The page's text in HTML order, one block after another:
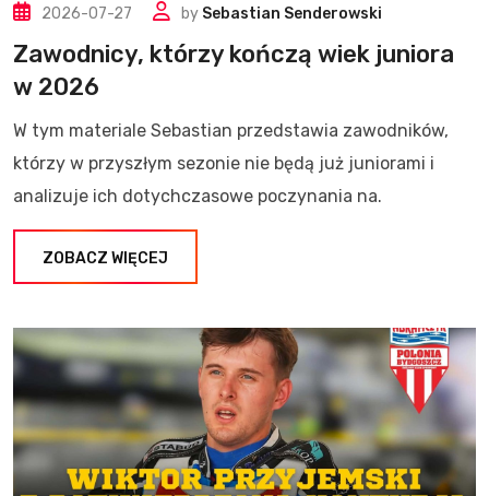
2026-07-27 by Sebastian Senderowski
Zawodnicy, którzy kończą wiek juniora
w 2026
W tym materiale Sebastian przedstawia zawodników,
którzy w przyszłym sezonie nie będą już juniorami i
analizuje ich dotychczasowe poczynania na.
ZOBACZ WIĘCEJ